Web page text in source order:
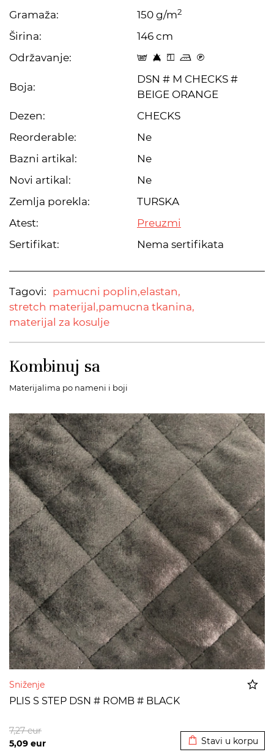
Gramaža:
150 g/m2
Širina:
146 cm
Održavanje:
s 8 y p C
Boja:
DSN # M CHECKS #
BEIGE ORANGE
Dezen:
CHECKS
Reorderable:
Ne
Bazni artikal:
Ne
Novi artikal:
Ne
Zemlja porekla:
TURSKA
Atest:
Preuzmi
Sertifikat:
Nema sertifikata
Tagovi: pamucni poplin,elastan,
stretch materijal,pamucna tkanina,
materijal za kosulje
Kombinuj sa
Materijalima po nameni i boji
Sniženje
PLIS S STEP DSN # ROMB # BLACK
5,09 eur
7,27eur
Stavi u korpu